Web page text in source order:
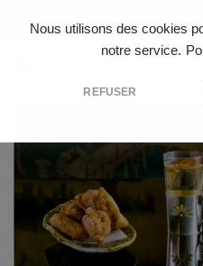
Nous utilisons des cookies
notre service.
REFUSER
Skip to content